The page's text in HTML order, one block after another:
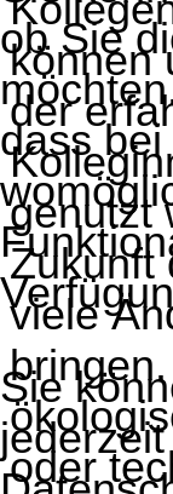
können
der
genutzt
Zukunft
viele
oder
ob Sie
dass
Sie